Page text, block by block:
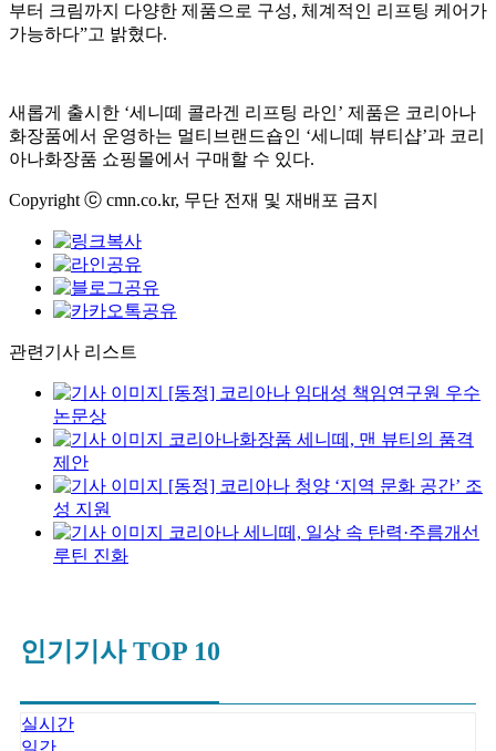
부터 크림까지 다양한 제품으로 구성, 체계적인 리프팅 케어가
가능하다”고 밝혔다.
새롭게 출시한 ‘세니떼 콜라겐 리프팅 라인’ 제품은 코리아나
화장품에서 운영하는 멀티브랜드숍인 ‘세니떼 뷰티샵’과 코리
아나화장품 쇼핑몰에서 구매할 수 있다.
Copyright ⓒ cmn.co.kr, 무단 전재 및 재배포 금지
관련기사 리스트
[동정] 코리아나 임대성 책임연구원 우수
논문상
코리아나화장품 세니떼, 맨 뷰티의 품격
제안
[동정] 코리아나 청양 ‘지역 문화 공간’ 조
성 지원
코리아나 세니떼, 일상 속 탄력·주름개선
루틴 진화
인기기사 TOP 10
실시간
일간